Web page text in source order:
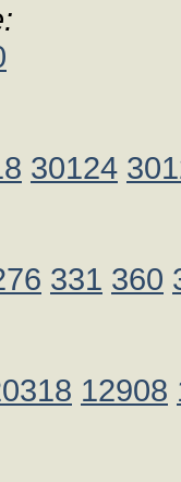
30124
331 360
12908